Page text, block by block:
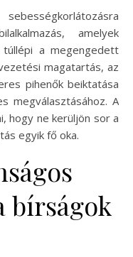
amelyek
a megengedett
magatartás, az
pihenők beiktatása
megválasztásához. A
hogy ne kerüljön sor a
egyik fő oka.
bírságok